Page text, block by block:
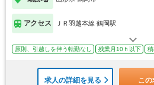
アクセス ＪＲ羽越本線 鶴岡駅
原則、引越しを伴う転勤なし 残業月10ｈ以下
求人の詳細を見る この